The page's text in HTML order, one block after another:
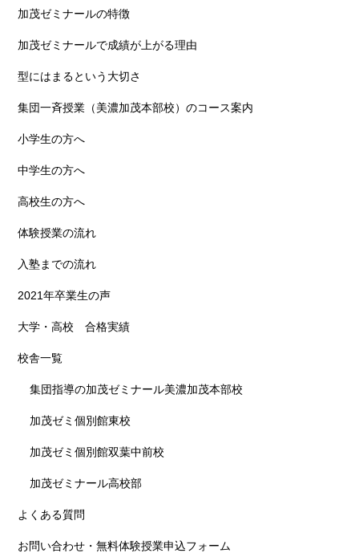
加茂ゼミナールの特徴
加茂ゼミナールで成績が上がる理由
型にはまるという大切さ
集団一斉授業（美濃加茂本部校）のコース案内
小学生の方へ
中学生の方へ
高校生の方へ
体験授業の流れ
入塾までの流れ
2021年卒業生の声
大学・高校 合格実績
校舎一覧
集団指導の加茂ゼミナール美濃加茂本部校
加茂ゼミ個別館東校
加茂ゼミ個別館双葉中前校
加茂ゼミナール高校部
よくある質問
お問い合わせ・無料体験授業申込フォーム